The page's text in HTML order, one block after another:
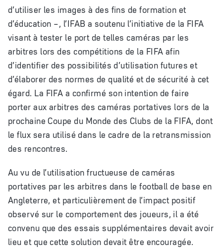
d’utiliser les images à des fins de formation et
d’éducation –, l’IFAB a soutenu l’initiative de la FIFA
visant à tester le port de telles caméras par les
arbitres lors des compétitions de la FIFA afin
d’identifier des possibilités d’utilisation futures et
d’élaborer des normes de qualité et de sécurité à cet
égard. La FIFA a confirmé son intention de faire
porter aux arbitres des caméras portatives lors de la
prochaine Coupe du Monde des Clubs de la FIFA, dont
le flux sera utilisé dans le cadre de la retransmission
des rencontres.
Au vu de l’utilisation fructueuse de caméras
portatives par les arbitres dans le football de base en
Angleterre, et particulièrement de l’impact positif
observé sur le comportement des joueurs, il a été
convenu que des essais supplémentaires devait avoir
lieu et que cette solution devait être encouragée.